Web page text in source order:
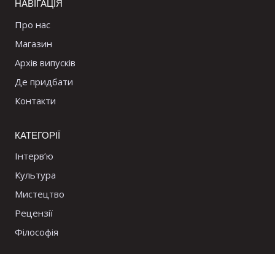
НАВІГАЦІЯ
Про нас
Магазин
Архів випусків
Де придбати
Контакти
КАТЕГОРІЇ
Інтерв’ю
Культура
Мистецтво
Рецензії
Філософія